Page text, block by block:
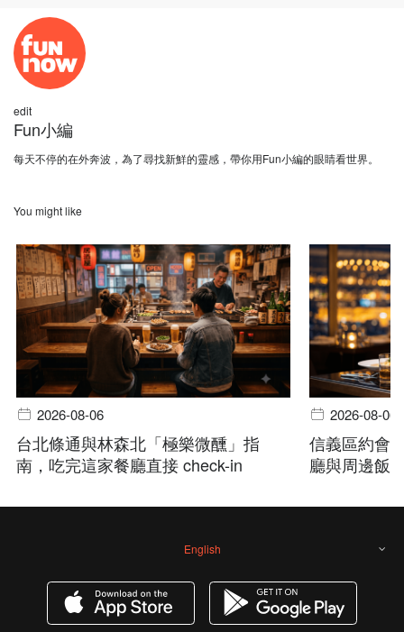
edit
Fun小編
每天不停的在外奔波，為了尋找新鮮的靈感，帶你用Fun小編的眼睛看世界。
You might like
2026-08-06
台北條通與林森北「極樂微醺」指
南，吃完這家餐廳直接 check-in
2026-08-06
信義區約會
廳與周邊飯
English